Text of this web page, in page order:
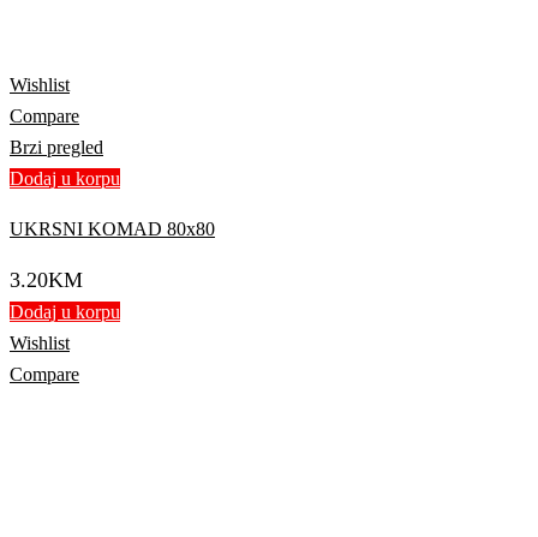
Wishlist
Compare
Brzi pregled
Dodaj u korpu
UKRSNI KOMAD 80x80
3.20KM
Dodaj u korpu
Wishlist
Compare